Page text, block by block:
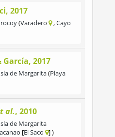
2017
Varadero
Cayo
2017
de Margarita Playa
al., 2010
de Margarita
El Saco